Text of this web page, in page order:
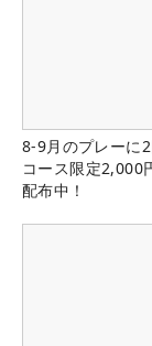
8-9月のプレーに2
コース限定2,000
配布中！